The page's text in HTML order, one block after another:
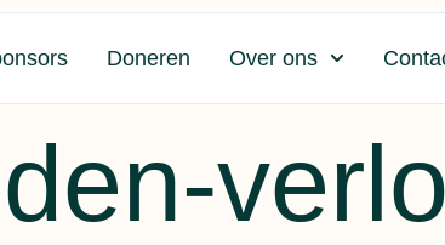
Doneren Over ons